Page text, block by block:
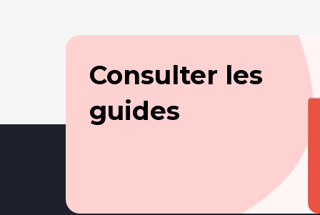
Consulter les
guides